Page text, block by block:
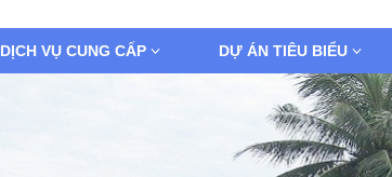
DỊCH VỤ CUNG CẤP DỰ ÁN TIÊU BIỂU